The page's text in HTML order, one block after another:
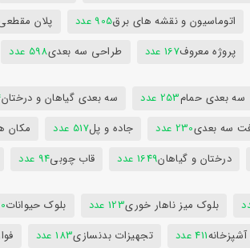
اتوماسیون و نقشه های برق905 عدد پلان
پروژه معروف167 عدد طراحی سه بعدی598 عدد
سه بعدی حمام253 عدد سه بعدی گیاهان و درختان
سه بعدی230 عدد جاده و پل517 عدد مکان
درختان و گیاهان1649 عدد قاب چوبی94 عدد
بلوک میز ناهار خوری123 عدد بلوک حیوانات
411 عدد تجهیزات بدنسازی183 عدد